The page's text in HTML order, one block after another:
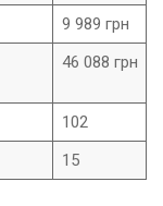
9 989 грн
46 088 грн
102
15